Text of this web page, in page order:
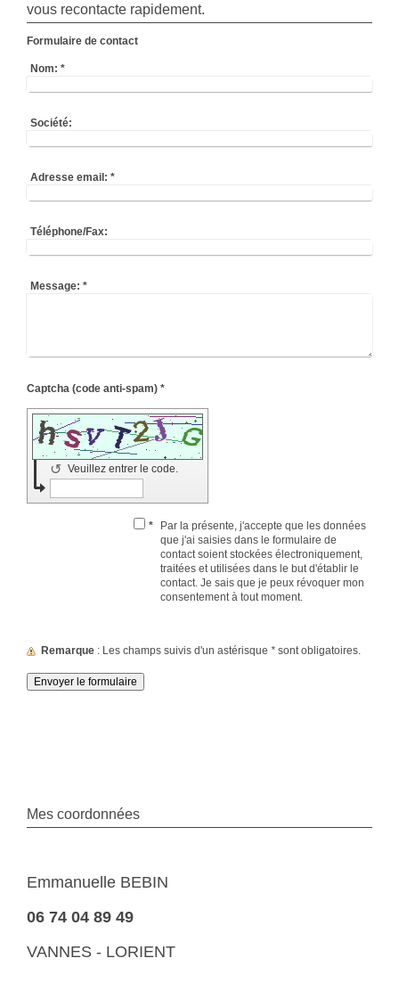
vous recontacte rapidement.
Formulaire de contact
Nom: *
Société:
Adresse email: *
Téléphone/Fax:
Message: *
Captcha (code anti-spam) *
Veuillez entrer le code.
↺
*
Par la présente, j'accepte que les données
que j'ai saisies dans le formulaire de
contact soient stockées électroniquement,
traitées et utilisées dans le but d'établir le
contact. Je sais que je peux révoquer mon
consentement à tout moment.
Remarque : Les champs suivis d'un astérisque * sont obligatoires.
Mes coordonnées
Emmanuelle BEBIN
06 74 04 89 49
VANNES - LORIENT